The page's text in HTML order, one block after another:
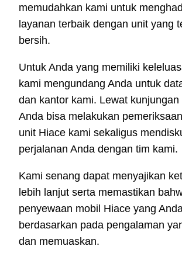
memudahkan kami untuk
layanan terbaik dengan unit yang
bersih.
Untuk Anda yang memiliki
kami mengundang Anda untuk
dan kantor kami. Lewat kunjungan
Anda bisa melakukan
unit Hiace kami sekaligus
perjalanan Anda dengan tim kami.
Kami senang dapat menyajikan
lebih lanjut serta memastikan
penyewaan mobil Hiace yang
berdasarkan pada pengalaman
dan memuaskan.